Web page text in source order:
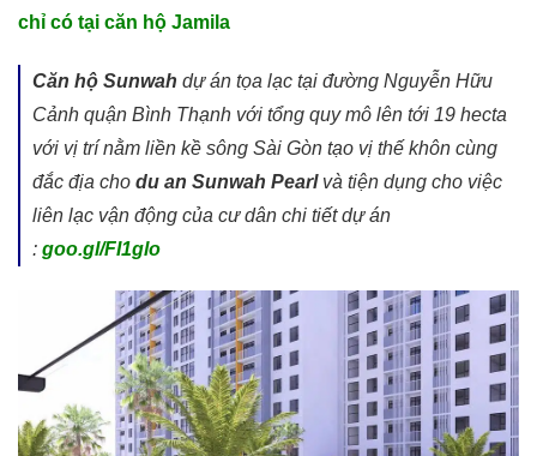
chỉ có tại căn hộ Jamila
Căn hộ Sunwah dự án tọa lạc tại đường Nguyễn Hữu
Cảnh quận Bình Thạnh với tổng quy mô lên tới 19 hecta
với vị trí nằm liền kề sông Sài Gòn tạo vị thế khôn cùng
đắc địa cho du an Sunwah Pearl và tiện dụng cho việc
liên lạc vận động của cư dân chi tiết dự án
: goo.gl/FI1glo